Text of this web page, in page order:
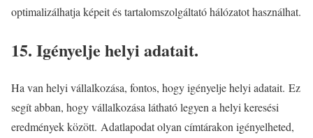
optimalizálhatja képeit és tartalomszolgáltató hálózatot használhat.
15. Igényelje helyi adatait.
Ha van helyi vállalkozása, fontos, hogy igényelje helyi adatait. Ez
segít abban, hogy vállalkozása látható legyen a helyi keresési
eredmények között. Adatlapodat olyan címtárakon igényelheted,